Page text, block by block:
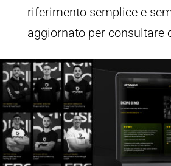
riferimento semplice e
aggiornato per consultare